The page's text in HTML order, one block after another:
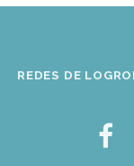
REDES DE